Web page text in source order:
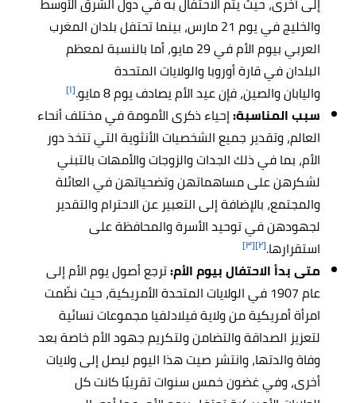
والخليج في يوم 21 مارس، بينما تحتفل بلدان المغرب
العربي بيوم الأم في 29 مايو، أما بالنسبة لمعظم
البلدان في قارة أوروبا والولايات المتحدة
واليابان والصين، فإن عيد الأم يصادف يوم 8 مايو.
[١]
سبب المناسبة:إحياء ذكرى الأمومة في مختلف أنحاء
العالم، وتقدير جميع الشخصيات الأنثوية التي تتخذ دور
الأم، بما في ذلك الجدات والزوجات والأمهات بالتبني
لشكرهن على مساهماتهن وتضحياتهن في العائلة
والمجتمع، بالإضافة إلى التعبير عن الاحترام والتقدير
لجهودهن في توحيد الأسرة والمحافظة على
استقرارها.[٢] [٣]
متى بدأ الاحتفال بيوم الأم:ترجع أصول يوم الأم إلى
عام 1907 في الولايات المتحدة الأمريكية، حيث نظّمت
امرأة أمريكية من ولاية فيلادلفيا مجموعات نسائية
لتعزيز الصداقة والتضامن ولتكريم جهود الأم خاصة بعد
وفاة والدتها، وانتشر صيت هذا اليوم ليصل إلى ولايات
أخرى، وفي غضون خمس سنوات تقريبًا كانت كل